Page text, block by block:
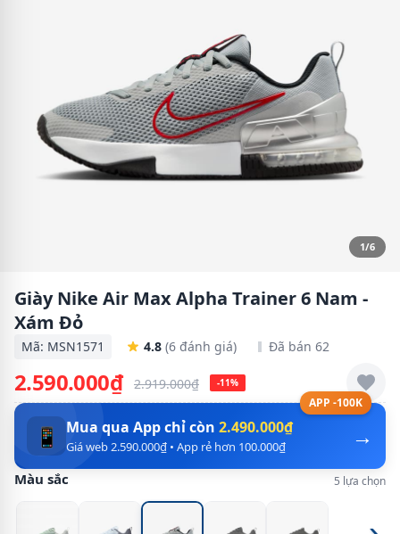
1/6
Giày Nike Air Max Alpha Trainer 6 Nam -
Xám Đỏ
Mã: MSN1571 4.8 (6 đánh giá) Đã bán 62
2.590.000₫ 2.919.000₫ -11%
APP -100K
→
📱 Mua qua App chỉ còn 2.490.000₫
Giá web 2.590.000₫ • App rẻ hơn 100.000₫
Màu sắc 5 lựa chọn